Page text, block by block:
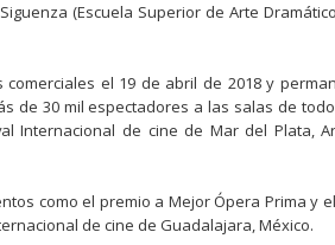
(Escuela Superior de Arte
el 19 de abril de 2018 y
de 30 mil espectadores a las salas de
Internacional de cine de Mar del Plata,
como el premio a Mejor Ópera Prima y
de cine de Guadalajara, México.